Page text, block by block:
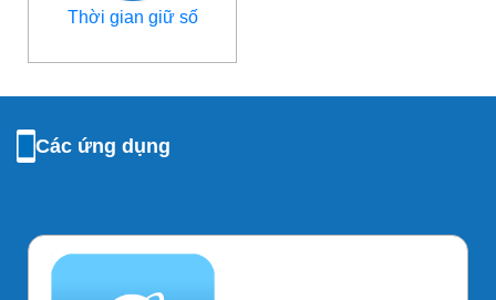
Thời gian giữ số
Các ứng dụng